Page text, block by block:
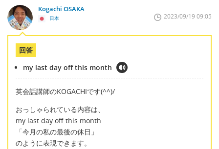
Kogachi OSAKA
日本 2023/09/19 09:05
回答
my last day off this month
英会話講師のKOGACHIです(^^)/
おっしゃられている内容は、
my last day off this month
「今月の私の最後の休日」
のように表現できます。